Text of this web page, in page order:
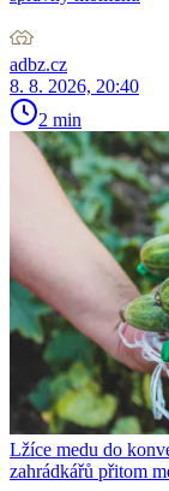
adbz.cz
8. 8. 2026, 20:40
2 min
Lžíce medu do
zahrádkářů přitom